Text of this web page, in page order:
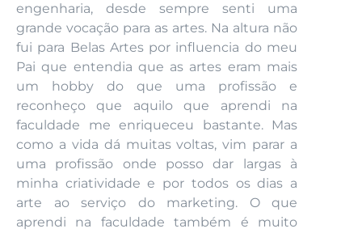
engenharia, desde sempre senti uma
grande vocação para as artes. Na altura não
fui para Belas Artes por influencia do meu
Pai que entendia que as artes eram mais
um hobby do que uma profissão e
reconheço que aquilo que aprendi na
faculdade me enriqueceu bastante. Mas
como a vida dá muitas voltas, vim parar a
uma profissão onde posso dar largas à
minha criatividade e por todos os dias a
arte ao serviço do marketing. O que
aprendi na faculdade também é muito